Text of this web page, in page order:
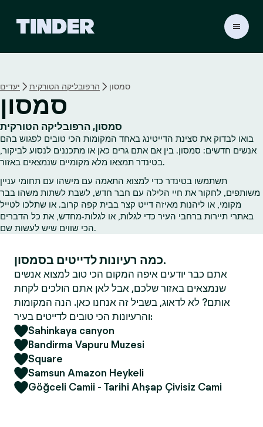
ת
ט
י
נ
ד
יעדים הרפובליקה הטורקית סמסון
סמסון
סמסון, הרפובליקה הטורקית
בואו לבדוק את סצינת הדייטינג באחד המקומות הכי טובים לפגוש בהם
אנשים חדשים: סמסון. בין אם אתם גרים כאן או מתכננים לנסוע לביקור,
בטינדר תמצאו מלא מקומיים שנמצאים באזור.
תשתמשו בטינדר כדי למצוא התאמה עם מישהו עם תחומי עניין
משותפים, לחקור את חיי הלילה עם חבר חדש, לשבת לשתות משהו בבר
מקומי, או ליהנות מאיזה דייט קצר בבית קפה קרוב. או שתלכו לטייל
באתרי תיירות ברחבי העיר כדי לגלות, או לגלות‑מחדש, את כל הדברים
הכי שווים שיש לעשות שם.
כמה רעיונות לדייטים בסמסון.
אתם כבר יודעים איפה המקום הכי טוב למצוא אנשים
שנמצאים באזור שלכם, אבל לאן אתם הולכים לקחת
אותם? לא לדאוג, בשביל זה אנחנו כאן. הנה המקומות
והרעיונות הכי טובים לדייטים בעיר:
Sahinkaya canyon
Bandirma Vapuru Muzesi
Square
Samsun Amazon Heykeli
Göğceli Camii - Tarihi Ahşap Çivisiz Cami